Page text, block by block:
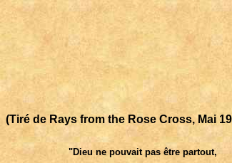
(Tiré de Rays from the Rose Cross, Mai
                      "Dieu ne pouvait pas être partout,